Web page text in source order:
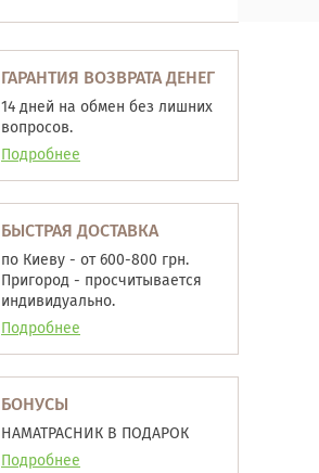
ГАРАНТИЯ ВОЗВРАТА ДЕНЕГ
14 дней на обмен без лишних
вопросов.
Подробнее
БЫСТРАЯ ДОСТАВКА
по Киеву - от 600-800 грн.
Пригород - просчитывается
индивидуально.
Подробнее
БОНУСЫ
НАМАТРАСНИК В ПОДАРОК
Подробнее